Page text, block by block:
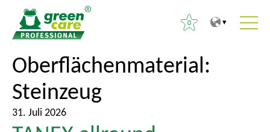
0
S
u
c
h
e
Oberflächenmaterial:
Steinzeug
31. Juli 2026